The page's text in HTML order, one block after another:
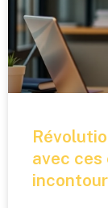
avec